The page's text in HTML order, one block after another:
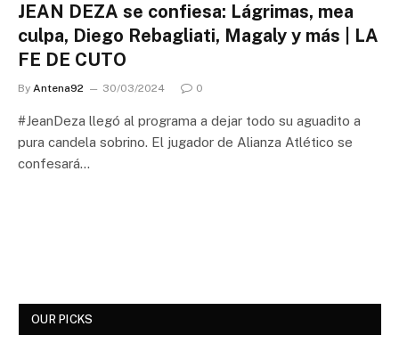
JEAN DEZA se confiesa: Lágrimas, mea
culpa, Diego Rebagliati, Magaly y más | LA
FE DE CUTO
By Antena92 30/03/2024 0
#JeanDeza llegó al programa a dejar todo su aguadito a
pura candela sobrino. El jugador de Alianza Atlético se
confesará…
OUR PICKS